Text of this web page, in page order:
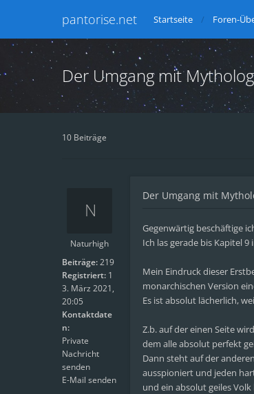
pantorise.net Startseite Foren-
Der Umgang mit
10 Beiträge
Naturhigh
Beiträge:219
Registriert: 1
3. März 2021,
20:05
Kontaktdate
n:
Private
Nachricht
senden
E-Mail senden
Der Umgang mit
Gegenwärtig beschäftige
Ich las gerade bis Kapitel
Mein Eindruck dieser
monarchischen Version
Es ist absolut lächerlich,
Z.b. auf der einen Seite
dem alle absolut perfekt
Dann steht auf der
ausspioniert und jeden
und ein absolut geiles